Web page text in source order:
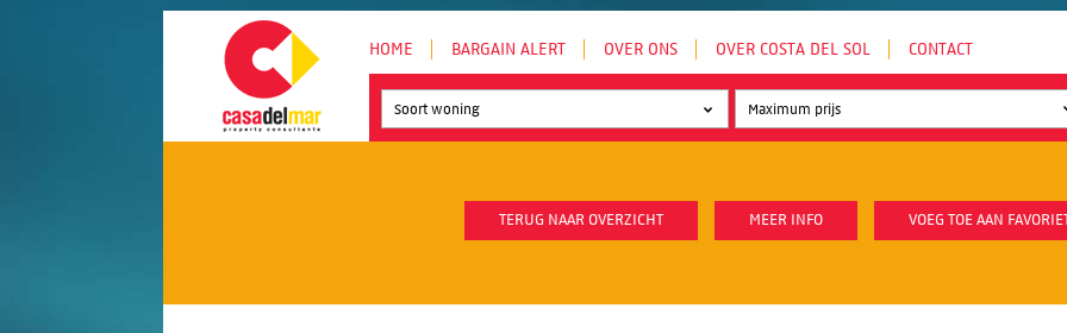
HOME BARGAIN ALERT OVER ONS OVER COSTA DEL SOL CONTACT
Soort woning
TERUG NAAR OVERZICHT MEER INFO VOEG TOE AAN